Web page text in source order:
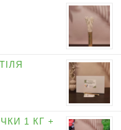
1 КГ +